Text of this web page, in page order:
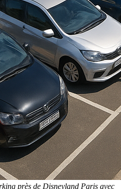
près de Disneyland Paris avec